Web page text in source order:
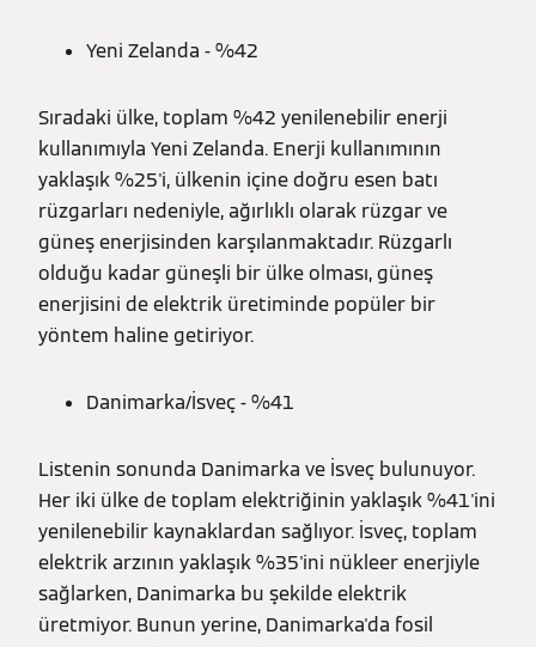
Yeni Zelanda - %42
Sıradaki ülke, toplam %42 yenilenebilir enerji
kullanımıyla Yeni Zelanda. Enerji kullanımının
yaklaşık %25'i, ülkenin içine doğru esen batı
rüzgarları nedeniyle, ağırlıklı olarak rüzgar ve
güneş enerjisinden karşılanmaktadır. Rüzgarlı
olduğu kadar güneşli bir ülke olması, güneş
enerjisini de elektrik üretiminde popüler bir
yöntem haline getiriyor.
Danimarka/İsveç - %41
Listenin sonunda Danimarka ve İsveç bulunuyor.
Her iki ülke de toplam elektriğinin yaklaşık %41'ini
yenilenebilir kaynaklardan sağlıyor. İsveç, toplam
elektrik arzının yaklaşık %35'ini nükleer enerjiyle
sağlarken, Danimarka bu şekilde elektrik
üretmiyor. Bunun yerine, Danimarka'da fosil